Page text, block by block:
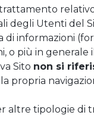
degli Utenti del
informazioni
o più in
Sito non si
propria
altre tipologie di